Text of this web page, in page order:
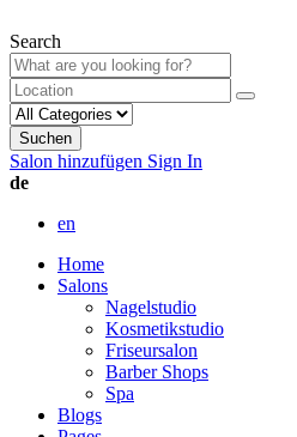
Search
Suchen
Salon hinzufügen Sign In
de
en
Home
Salons
Nagelstudio
Kosmetikstudio
Friseursalon
Barber Shops
Spa
Blogs